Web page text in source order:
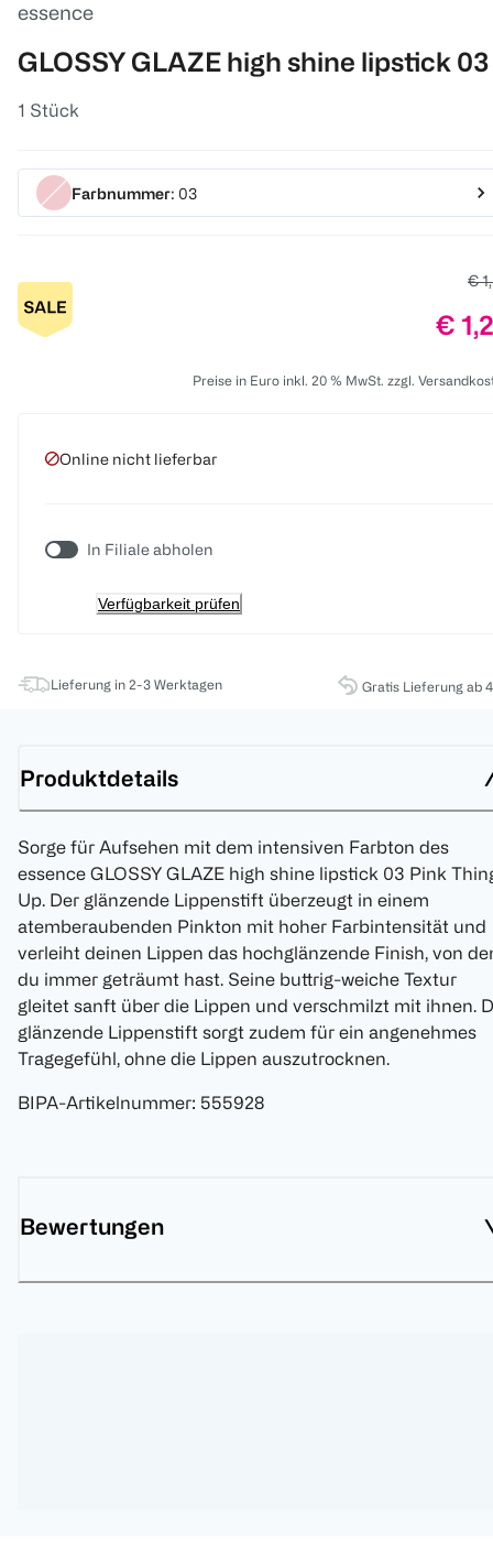
essence
GLOSSY GLAZE high shine lipstick 03
1 Stück
Farbnummer: 03
€
€
Preise in Euro inkl. 20 % MwSt. zzgl.
Online nicht lieferbar
In Filiale abholen
Verfügbarkeit prüfen
Lieferung in 2-3 Werktagen Gratis Lieferung ab
Produktdetails
Sorge für Aufsehen mit dem intensiven Farbton des
essence GLOSSY GLAZE high shine lipstick 03 Pink
Up. Der glänzende Lippenstift überzeugt in einem
atemberaubenden Pinkton mit hoher Farbintensität und
verleiht deinen Lippen das hochglänzende Finish, von
du immer geträumt hast. Seine buttrig-weiche Textur
gleitet sanft über die Lippen und verschmilzt mit ihnen.
glänzende Lippenstift sorgt zudem für ein angenehmes
Tragegefühl, ohne die Lippen auszutrocknen.
BIPA-Artikelnummer: 555928
Bewertungen